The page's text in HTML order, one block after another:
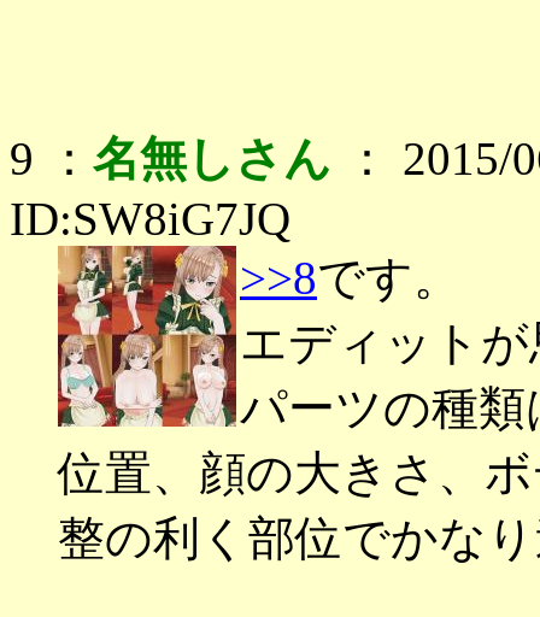
9 ： 名無しさん ： 2015/
ID:SW8iG7JQ
>>8です。
エディット
パーツの種
位置、顔の大きさ、
整の利く部位でかな